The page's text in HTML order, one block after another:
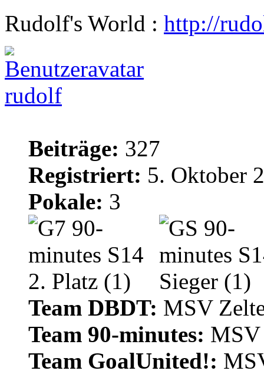
Rudolf's World : http://
rudolf
Beiträge: 327
Registriert: 5. Oktober
Pokale: 3
Team DBDT: MSV
Team 90-minutes: MSV
Team GoalUnited!: